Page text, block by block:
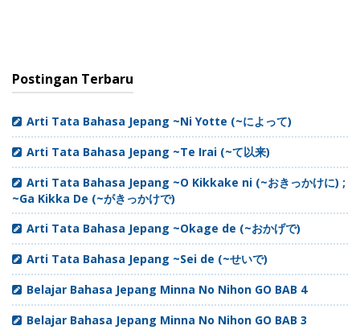
Postingan Terbaru
Arti Tata Bahasa Jepang ~Ni Yotte (~によって)
Arti Tata Bahasa Jepang ~Te Irai (~て以来)
Arti Tata Bahasa Jepang ~O Kikkake ni (~おきっかけに) ;
~Ga Kikka De (~がきっかけで)
Arti Tata Bahasa Jepang ~Okage de (~おかげで)
Arti Tata Bahasa Jepang ~Sei de (~せいで)
Belajar Bahasa Jepang Minna No Nihon GO BAB 4
Belajar Bahasa Jepang Minna No Nihon GO BAB 3